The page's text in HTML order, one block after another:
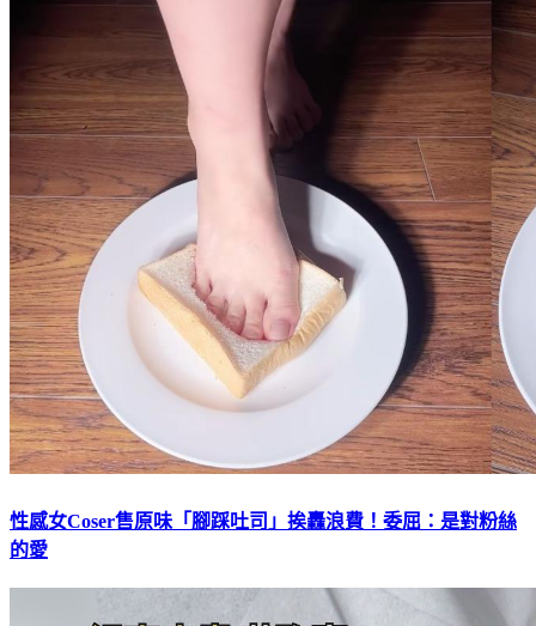
性感女Coser售原味「腳踩吐司」挨轟浪費！委屈：是對粉絲
的愛